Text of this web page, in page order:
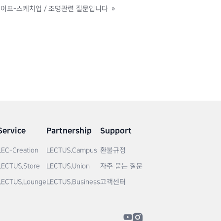
프-스케치업 / 조명관련 질문입니다 »
Creation
Partnership
LECTUS.Campus
LECTUS.Union
LECTUS.Business
Support
환불규정
자주 묻는 질문
고객센터